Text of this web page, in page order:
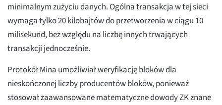
minimalnym zużyciu danych. Ogólna transakcja w tej sieci
wymaga tylko 20 kilobajtów do przetworzenia w ciągu 10
milisekund, bez względu na liczbę innych trwających
transakcji jednocześnie.
Protokół Mina umożliwiał weryfikację bloków dla
nieskończonej liczby producentów bloków, ponieważ
stosował zaawansowane matematyczne dowody ZK znane